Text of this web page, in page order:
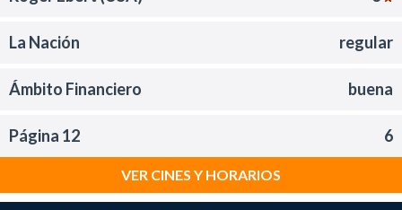
La Nación regular
Ámbito Financiero buena
Página 12 6
VER CINES Y HORARIOS